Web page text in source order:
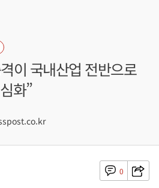
이 국내산업 전반으로
화”
0